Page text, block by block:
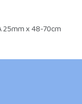
25mm x 48-70cm